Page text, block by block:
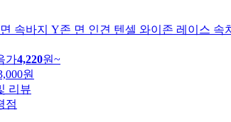
속바지 Y존 면 인견 텐셀 와이존 레이스 속
가4,220원~
원
리뷰
점